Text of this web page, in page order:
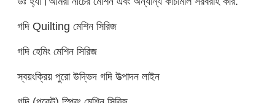
গদি Quilting মেশিন সিরিজ
গদি হেমিং মেশিন সিরিজ
স্বয়ংক্রিয় পুরো উদ্ভিদ গদি উত্পাদন লাইন